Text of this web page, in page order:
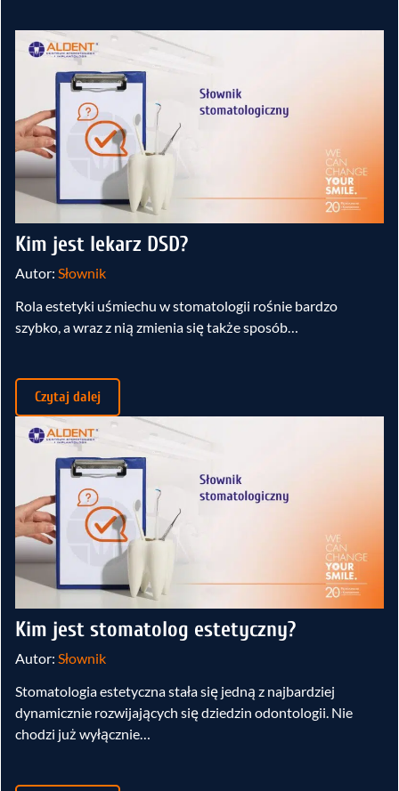
Kim jest lekarz DSD?
Autor: Słownik
Rola estetyki uśmiechu w stomatologii rośnie bardzo
szybko, a wraz z nią zmienia się także sposób…
Czytaj dalej
Kim jest stomatolog estetyczny?
Autor: Słownik
Stomatologia estetyczna stała się jedną z najbardziej
dynamicznie rozwijających się dziedzin odontologii. Nie
chodzi już wyłącznie…